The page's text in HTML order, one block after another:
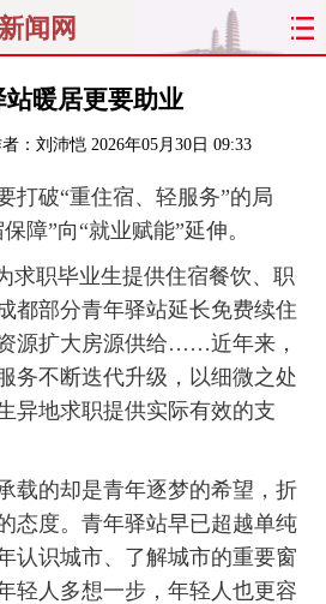
闻网
太原
文明 出行
综合 专题
政务 教育
最太原 网罗民生
报 热评 社区
站暖居更要助业
：刘沛恺 2026年05月30日 09:33
破“重住宿、轻服务”的局
障”向“就业赋能”延伸。
职毕业生提供住宿餐饮、职
都部分青年驿站延长免费续住
源扩大房源供给……近年来，
务不断迭代升级，以细微之处
异地求职提供实际有效的支
的却是青年逐梦的希望，折
态度。青年驿站早已超越单纯
认识城市、了解城市的重要窗
轻人多想一步，年轻人也更容